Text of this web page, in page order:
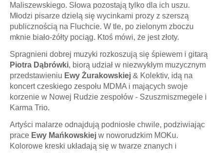
Maliszewskiego. Słowa pozostają tylko dla ich uszu.
Młodzi pisarze dzielą się wycinkami prozy z szerszą
publicznością na Fluchcie. W tle, po zielonym zboczu
mknie biało-żółty pociąg. Ktoś mówi, że jest złoty.
Spragnieni dobrej muzyki rozkoszują się śpiewem i gitarą
Piotra Dąbrówki, biorą udział w niezwykłym muzycznym
przedstawieniu Ewy Żurakowskiej & Kolektiv, idą na
koncert czeskiego zespołu MDMA i mających swoje
korzenie w Nowej Rudzie zespołów - Szuszmiszmegele i
Karma Trio.
Artyści malarze odnajdują podniosłe chwile, podziwiając
prace Ewy Mańkowskiej w noworudzkim MOKu.
Kolorowe kreski układają się w twarze znanych i